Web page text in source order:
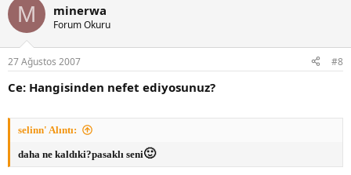
M minerwa
Forum Okuru
27 Ağustos 2007 #8
Ce: Hangisinden nefet ediyosunuz?
selinn' Alıntı:
daha ne kaldıki?pasaklı seni🙂